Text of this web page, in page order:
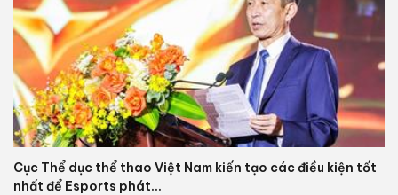
Cục Thể dục thể thao Việt Nam kiến tạo các điều kiện tốt
nhất để Esports phát...